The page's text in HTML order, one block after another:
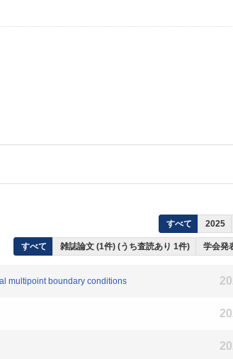
すべて 2025
すべて 雑誌論文 (1件) (うち査読あり 1件) 学会発
multipoint boundary conditions